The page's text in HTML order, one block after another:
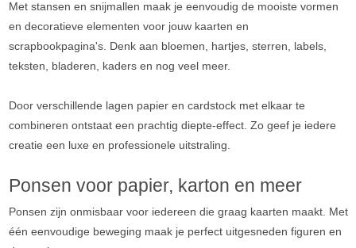
Met stansen en snijmallen maak je eenvoudig de mooiste vormen
en decoratieve elementen voor jouw kaarten en
scrapbookpagina's. Denk aan bloemen, hartjes, sterren, labels,
teksten, bladeren, kaders en nog veel meer.
Door verschillende lagen papier en cardstock met elkaar te
combineren ontstaat een prachtig diepte-effect. Zo geef je iedere
creatie een luxe en professionele uitstraling.
Ponsen voor papier, karton en meer
Ponsen zijn onmisbaar voor iedereen die graag kaarten maakt. Met
één eenvoudige beweging maak je perfect uitgesneden figuren en